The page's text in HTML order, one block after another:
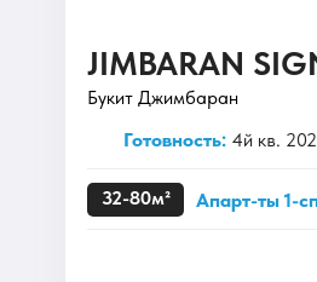
JIMBARAN
Букит Джимбаран
Готовность: 4й кв.
32-80м² Апарт-ты 1-